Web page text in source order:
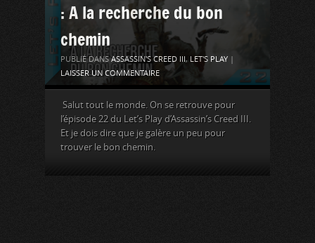
: A la recherche du bon
chemin
PUBLIÉ DANSASSASSIN'S CREED III , LET'S PLAY
LAISSER UN COMMENTAIRE
Salut tout le monde. On se retrouve pour
l’épisode 22 du Let’s Play d’Assassin’s Creed III.
Et je dois dire que je galère un peu pour
trouver le bon chemin.